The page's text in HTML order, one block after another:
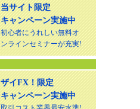
当サイト限定
キャンペーン実施中
初心者にうれしい無料オ
ンラインセミナーが充実!
ザイFX！限定
キャンペーン実施中